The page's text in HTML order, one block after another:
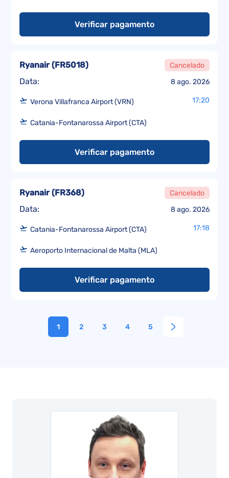
Verificar pagamento
Data: 8 ago. 2026
Ryanair(FR5018) Cancelado
Verona Villafranca Airport (VRN) 17:20
Catania-Fontanarossa Airport (CTA)
Verificar pagamento
Data: 8 ago. 2026
Ryanair(FR368) Cancelado
Catania-Fontanarossa Airport (CTA) 17:18
Aeroporto Internacional de Malta (MLA)
Verificar pagamento
1 2 3 4 5